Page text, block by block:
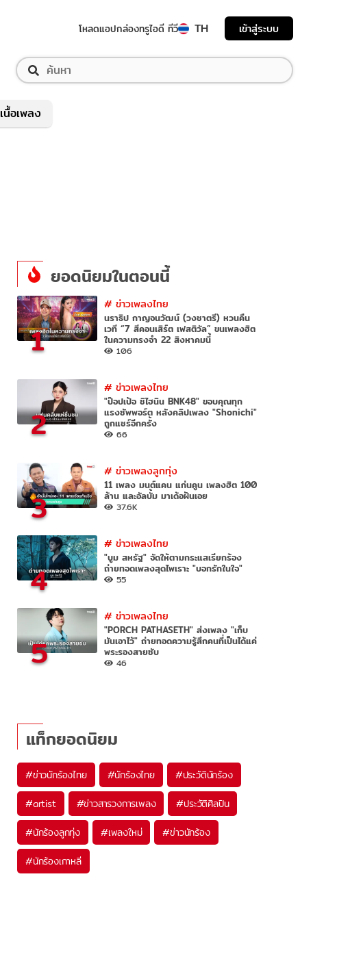
โหลดแอปกล่องทรูไอดี ทีวี TH เข้าสู่ระบบ
เนื้อเพลง
ยอดนิยมในตอนนี้
1
# ข่าวเพลงไทย
นราธิป กาญจนวัฒน์ (วงชาตรี) หวนคืน
เวที “7 สีคอนเสิร์ต เฟสติวัล” ขนเพลงฮิต
ในความทรงจำ 22 สิงหาคมนี้
106
2
# ข่าวเพลงไทย
"ป๊อปเป้อ ชิไฮนิน BNK48" ขอบคุณทุก
แรงซัพพอร์ต หลังคลิปเพลง "Shonichi"
ถูกแชร์อีกครั้ง
66
3
# ข่าวเพลงลูกทุ่ง
11 เพลง มนต์แคน แก่นคูน เพลงฮิต 100
ล้าน และอัลบั้ม มาเด้อฝันเอย
37.6K
4
# ข่าวเพลงไทย
"บูม สหรัฐ" จัดให้ตามกระแสเรียกร้อง
ถ่ายทอดเพลงสุดไพเราะ "บอกรักในใจ"
55
5
# ข่าวเพลงไทย
"PORCH PATHASETH" ส่งเพลง "เก็บ
มันเอาไว้" ถ่ายทอดความรู้สึกคนที่เป็นได้แค่
พระรองสายซับ
46
แท็กยอดนิยม
#ข่าวนักร้องไทย #นักร้องไทย #ประวัตินักร้อง
#artist #ข่าวสารวงการเพลง #ประวัติศิลปิน
#นักร้องลูกทุ่ง #เพลงใหม่ #ข่าวนักร้อง
#นักร้องเกาหลี